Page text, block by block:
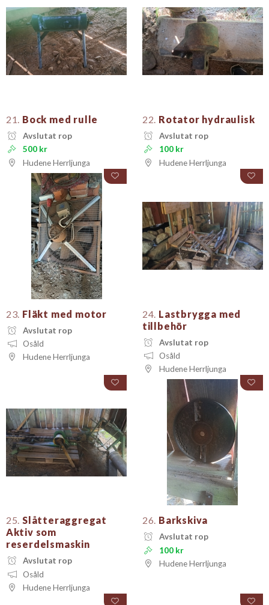
21. Bock med rulle
Avslutat rop
500 kr
Hudene Herrljunga
22. Rotator hydraulisk
Avslutat rop
100 kr
Hudene Herrljunga
23. Fläkt med motor
Avslutat rop
Osåld
Hudene Herrljunga
24. Lastbrygga med
tillbehör
Avslutat rop
Osåld
Hudene Herrljunga
25. Slåtteraggregat
Aktiv som
reserdelsmaskin
Avslutat rop
Osåld
Hudene Herrljunga
26. Barkskiva
Avslutat rop
100 kr
Hudene Herrljunga